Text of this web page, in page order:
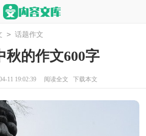
> 话题作文
秋的作文600字
11 19:02:39 阅读全文 下载本文